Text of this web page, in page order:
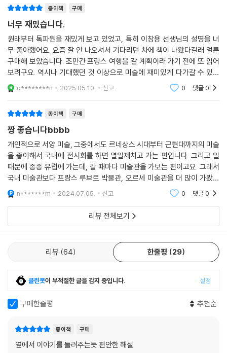
작품의 의미와 시도를 이해하지 못하는 이들은 “화가를 그만두고 기관사
가 되는 것이 낫겠다.” “모네는 색맹인가? 왜 말도 안 되는 색들이 칠해진
것인가?”라는 평들이 대부분이었죠. 하지만 에밀 졸라만은 다음과 같은
찬사를 보냈습니다. “모네의 작품들에서는 기차의 기적 소리가 들려오며,
기차에서 뿜어져 나오는 증기가 거대한 기차역을 서서히 뒤덮는 광경이 내
눈 앞에 펼쳐지는 듯하다. 그의 그림에는 과거가 아닌 우리의 오늘이 담겨
있다.”
---「빛의 사냥꾼, 클로드 모네」중에서
절대 변하지 않는 사랑스러운 작품 속 피사체와 따뜻하고 화사한 색감은
르누아르만의 변하지 않는 특징입니다. 그래서 저는 사람들과 함께 오르세
미술관을 방문해 그를 소개할 땐 “30분만 투자해 르누아르의 작품들을 유
심히 살펴보고 눈에 익혀둔다면, 앞으로 전 세계 어떤 미술관에 가더라도
르누아르 작품만큼은 다 구분할 수 있는 신비한 능력을 지니게 될 것이
다”라고 전하기도 합니다.
---「기쁨과 행복만을 노래한 르누아르」중에서
모네가 남겨준 다양한 수련 연작들은 세계 곳곳의 미술관에서 만나볼 수
있는데요, 그중 가장 돋보이는 작품은 당연 오랑주리 미술관에 전시된 수
히며 그의 말년 인생과 맞바꾼 작품이라고 이야기할 만큼이나 모네는 이
작품을 위해 정신적 ? 육체적으로 자신의 모든 것을 바쳐 완성하게 됩니다.
---「모네의 가장 위대한 걸작 「수련 대장식화」」중에서
로댕은 이들의 모습을 죽음도 초월한 신성한 영웅적인 모습으로 거짓되게
표현하고 싶지 않았습니다. 이들은 두려움을 모르는 신화 속에 등장하는
물을 흘리고 당장 도망치고 싶어 하는 평범한 사람들이었노라고. 그래서
그들의 선택과 행동이 더 위대하고 값지다는 것을 말하고 싶었던 것이지
한 카페 안이든 그 어떤 장소라도 상관없다. 찬찬히 시간을 들여 책 속에 안
내된 그림과 텍스트에 푹 빠져 있다가 책장을 덮을 때쯤, 파리로 가는 항공
권은 결코 끊은 적이 없음에도 불구하고 이런 말이 절로 나오게 될 테니까
말이다. “아, 프랑스 미술 기행, 잘 다녀왔다!”
종이책 구매
너무 재밌습니다.
원래부터 톡파원을 재밌게 보고 있었고, 특히 이창용 선생님의 설명을 너
무 좋아했어요. 요즘 잘 안 나오셔서 기다리던 차에 책이 나왔다길래 얼른
구매해 보았습니다. 조만간 프랑스 여행을 갈 계획이라 가기 전에 또 읽어
보려구요. 역시나 기대했던 것 이상으로 미술에 재미있게 다가갈 수 있게
해주는 책입니다.
q********n 2025.05.10. 신고 0 댓글0
종이책 구매
짱 좋습니다bbbb
개인적으로 서양 미술, 그중에서도 르네상스 시대부터 근현대까지의 미술
을 좋아해서 국내에 전시회를 하면 열일제치고 가는 편입니다. 그리고 일
때문에 종종 유럽에 가는데, 갈 때마다 미술관을 가보는 편이고요. 그래서
국내 미술관보다 프랑스 루브르 박물관, 오르셰 미술관을 더 많이 가봤는
데, 갈 때마다 새로운 감동으로 다가옵니다. 그냥 보는 것도 좋은데 자세한
설명까지 덧붙
n*******m 2024.07.05. 신고 0 댓글0
리뷰 전체보기
리뷰 64 한줄평 29
클린봇이 부적절한 글을 감지 중입니다. 설정
구매한줄평 추천순
종이책 구매
옆에서 이야기를 들려주는듯 편안한 해설